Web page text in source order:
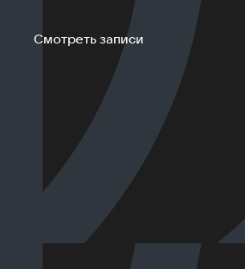
Смотреть записи